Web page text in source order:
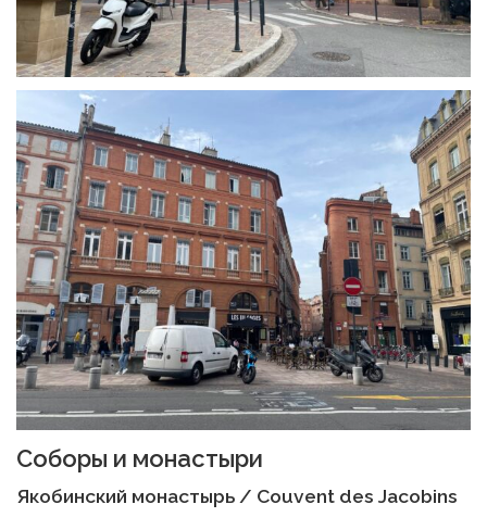
Соборы и монастыри
Якобинский монастырь / Couvent des Jacobins